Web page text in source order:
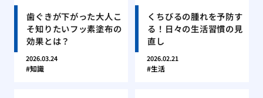
歯ぐきが下がった大人こ
そ知りたいフッ素塗布の
効果とは？
2026.03.24
知識
くちびるの腫れを予防す
る！日々の生活習慣の見
直し
2026.02.21
生活